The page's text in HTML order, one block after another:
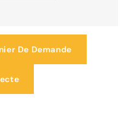
De Demande